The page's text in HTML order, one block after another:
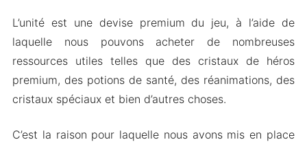
L’unité est une devise premium du jeu, à l’aide de
laquelle nous pouvons acheter de nombreuses
ressources utiles telles que des cristaux de héros
premium, des potions de santé, des réanimations, des
cristaux spéciaux et bien d’autres choses.
C’est la raison pour laquelle nous avons mis en place